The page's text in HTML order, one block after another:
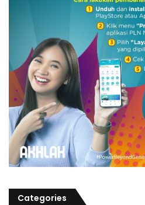
Categories